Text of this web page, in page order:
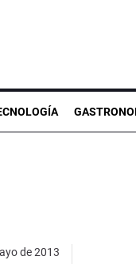
de 2013